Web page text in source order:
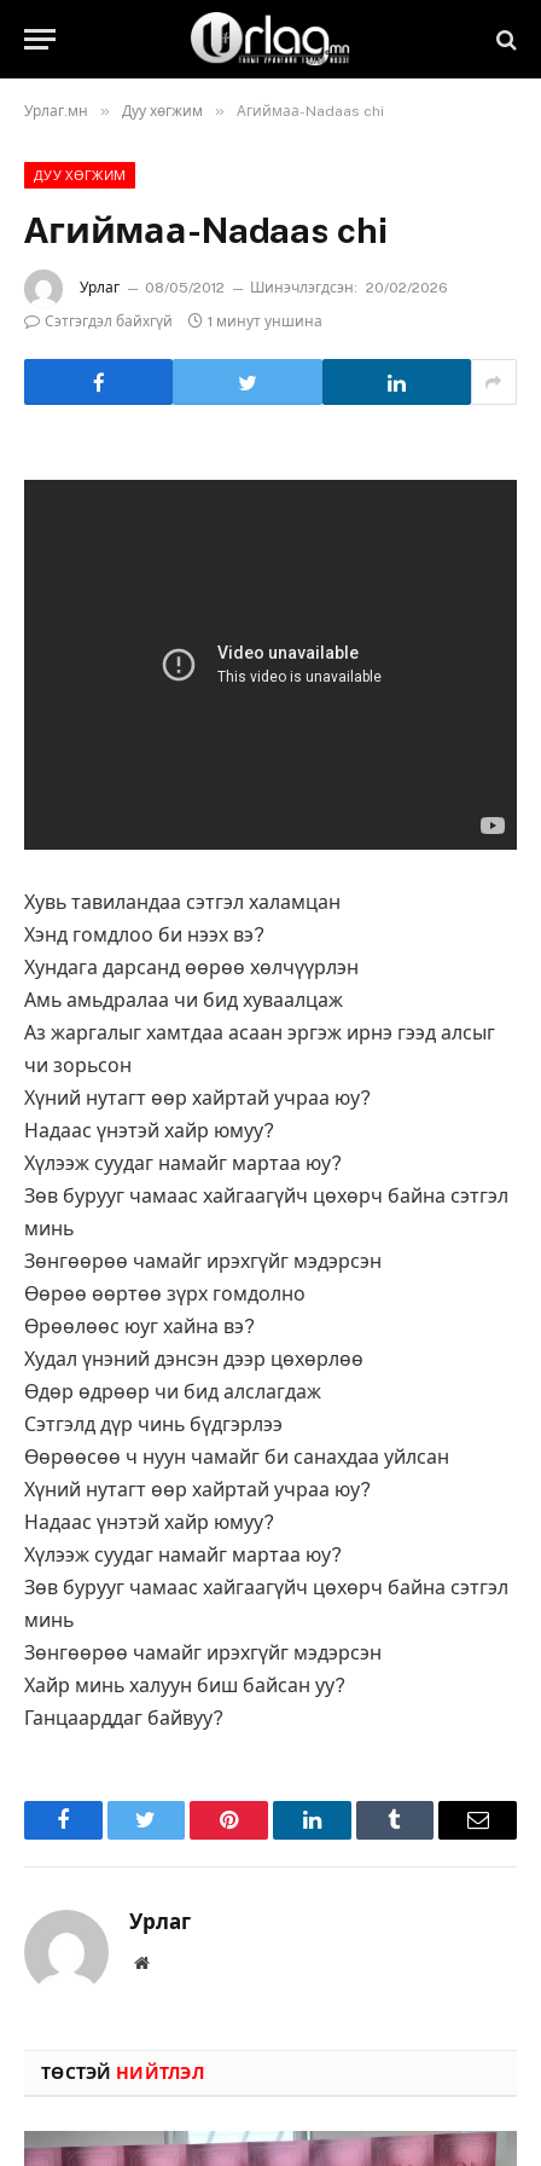
Урлаг.мн » Дуу хөгжим » Агиймаа-Nadaas chi
ДУУ ХӨГЖИМ
Агиймаа-Nadaas chi
Урлаг 08/05/2012 Шинэчлэгдсэн: 20/02/2026
Сэтгэгдэл байхгүй
1 минут уншина
Хувь тавиландаа сэтгэл халамцан
Хэнд гомдлоо би нээх вэ?
Хундага дарсанд өөрөө хөлчүүрлэн
Амь амьдралаа чи бид хуваалцаж
Аз жаргалыг хамтдаа асаан эргэж ирнэ гээд алсыг
чи зорьсон
Хүний нутагт өөр хайртай учраа юу?
Надаас үнэтэй хайр юмуу?
Хүлээж суудаг намайг мартаа юу?
Зөв бурууг чамаас хайгаагүйч цөхөрч байна сэтгэл
минь
Зөнгөөрөө чамайг ирэхгүйг мэдэрсэн
Өөрөө өөртөө зүрх гомдолно
Өрөөлөөс юуг хайна вэ?
Худал үнэний дэнсэн дээр цөхөрлөө
Өдөр өдрөөр чи бид алслагдаж
Сэтгэлд дүр чинь бүдгэрлээ
Өөрөөсөө ч нуун чамайг би санахдаа уйлсан
Хүний нутагт өөр хайртай учраа юу?
Надаас үнэтэй хайр юмуу?
Хүлээж суудаг намайг мартаа юу?
Зөв бурууг чамаас хайгаагүйч цөхөрч байна сэтгэл
минь
Зөнгөөрөө чамайг ирэхгүйг мэдэрсэн
Хайр минь халуун биш байсан уу?
Ганцаарддаг байвуу?
FacebookTwitter Pinterest LinkedInTumblr Имэйл
Урлаг
Вэбсайт
ТӨСТЭЙ НИЙТЛЭЛ